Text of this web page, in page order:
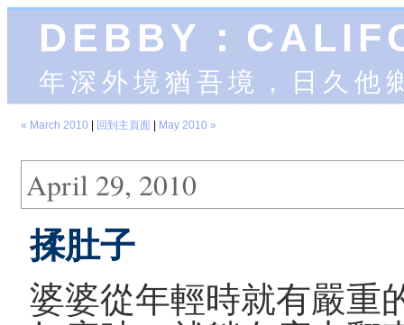
DEBBY：
年深外境猶吾境，日久
« March 2010 回到主頁面 May 2010 »
April 29, 2010
揉肚子
婆婆從年輕時就有嚴重